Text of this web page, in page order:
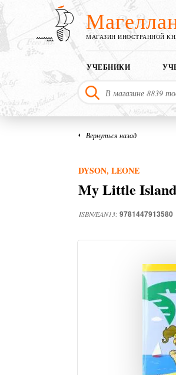
МАГАЗИН ИНОСТРАННОЙ
УЧЕБНИКИ
Вернуться назад
DYSON, LEONE
My Little
ISBN/EAN13: 9781447913580